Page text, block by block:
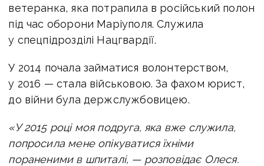
ветеранка, яка потрапила в російський полон
під час оборони Маріуполя. Служила
у спецпідрозділі Нацгвардії.
У 2014 почала займатися волонтерством,
у 2016 — стала військовою. За фахом юрист,
до війни була держслужбовицею.
«У 2015 році моя подруга, яка вже служила,
попросила мене опікуватися їхніми
пораненими в шпиталі, — розповідає Олеся.